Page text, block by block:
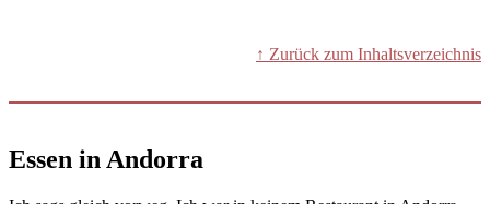
↑ Zurück zum Inhaltsverzeichnis
Essen in Andorra